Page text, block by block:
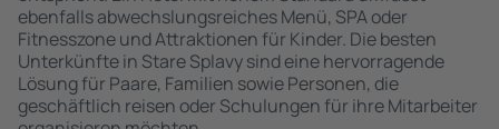
ebenfalls abwechslungsreiches Menü, SPA oder
Fitnesszone und Attraktionen für Kinder. Die besten
Unterkünfte in Stare Splavy sind eine hervorragende
Lösung für Paare, Familien sowie Personen, die
geschäftlich reisen oder Schulungen für ihre Mitarbeiter